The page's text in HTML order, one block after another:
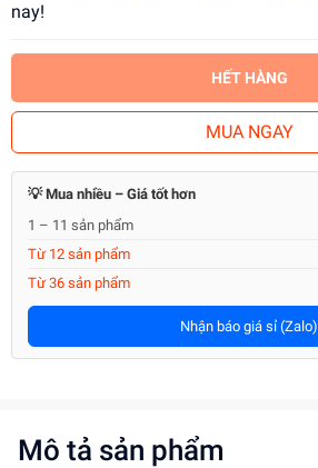
nay!
HẾT HÀNG
MUA NGAY
💡 Mua nhiều – Giá tốt hơn
1 – 11 sản phẩm
Từ 12 sản phẩm
Từ 36 sản phẩm
Nhận báo giá sỉ (Zalo)
Mô tả sản phẩm